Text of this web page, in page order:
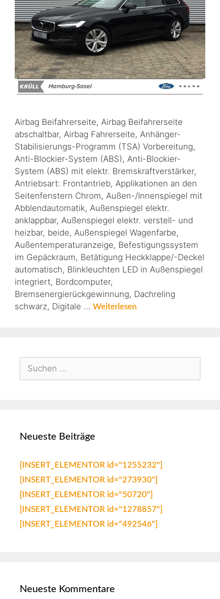
Airbag Beifahrerseite, Airbag Beifahrerseite
abschaltbar, Airbag Fahrerseite, Anhänger-
Stabilisierungs-Programm (TSA) Vorbereitung,
Anti-Blockier-System (ABS), Anti-Blockier-
System (ABS) mit elektr. Bremskraftverstärker,
Antriebsart: Frontantrieb, Applikationen an den
Seitenfenstern Chrom, Außen-/Innenspiegel mit
Abblendautomatik, Außenspiegel elektr.
anklappbar, Außenspiegel elektr. verstell- und
heizbar, beide, Außenspiegel Wagenfarbe,
Außentemperaturanzeige, Befestigungssystem
im Gepäckraum, Betätigung Heckklappe/-Deckel
automatisch, Blinkleuchten LED in Außenspiegel
integriert, Bordcomputer,
Bremsenergierückgewinnung, Dachreling
schwarz, Digitale … Weiterlesen
Neueste Beiträge
[INSERT_ELEMENTOR id="1255232"]
[INSERT_ELEMENTOR id="273930"]
[INSERT_ELEMENTOR id="50720"]
[INSERT_ELEMENTOR id="1278857"]
[INSERT_ELEMENTOR id="492546"]
Neueste Kommentare